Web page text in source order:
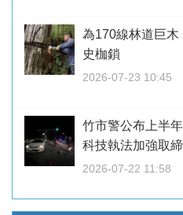
為170線林道巨
史枷鎖
2026-07-23 10:45
竹市警公布上半
科技執法加強取締
2026-07-22 11:58